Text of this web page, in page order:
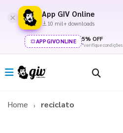
App GIV Online
10 mil+ downloads
APPGIVONLINE 5% OFF
*verifique condições
Home reciclato